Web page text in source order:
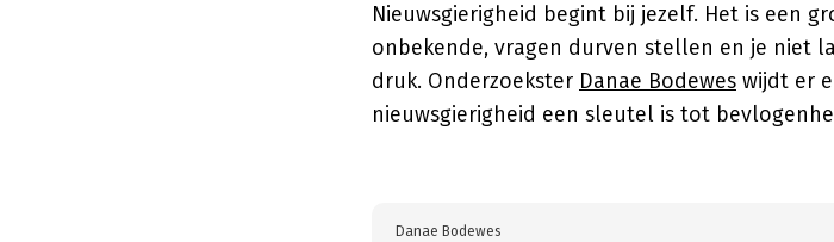
Nieuwsgierigheid begint bij jezelf. Het is een
onbekende, vragen durven stellen en je niet
druk. Onderzoekster Danae Bodewes wijdt er
nieuwsgierigheid een sleutel is tot
Danae Bodewes